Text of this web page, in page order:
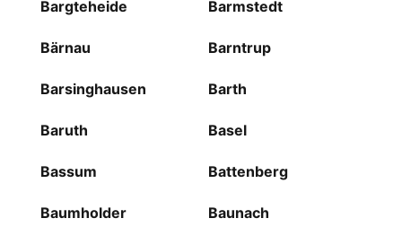
Bargteheide Barmstedt
Bärnau Barntrup
Barsinghausen Barth
Baruth Basel
Bassum Battenberg
Baumholder Baunach